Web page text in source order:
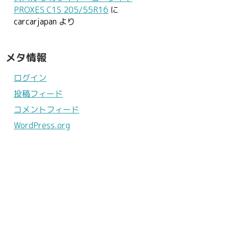
PROXES C1S 205/55R16 に
carcarjapan より
メタ情報
ログイン
投稿フィード
コメントフィード
WordPress.org